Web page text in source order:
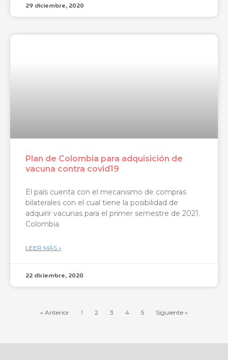
29 diciembre, 2020
Plan de Colombia para adquisición de
vacuna contra covid19
El país cuenta con el mecanismo de compras
bilaterales con el cual tiene la posibilidad de
adquirir vacunas para el primer semestre de 2021.
Colombia
LEER MÁS »
22 diciembre, 2020
« Anterior 1 2 3 4 5 Siguiente »